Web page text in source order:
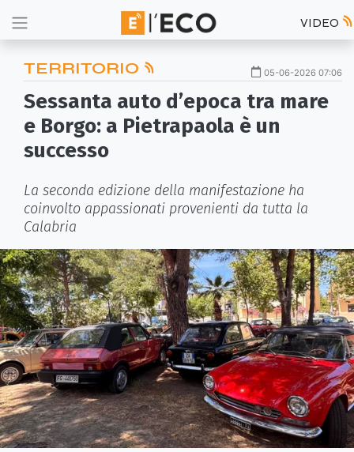
VIDEO
TERRITORIO 05-06-2026 07:06
Sessanta auto d’epoca tra mare
e Borgo: a Pietrapaola è un
successo
La seconda edizione della manifestazione ha
coinvolto appassionati provenienti da tutta la
Calabria